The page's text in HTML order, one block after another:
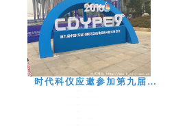
时代科仪应邀参加第九届…